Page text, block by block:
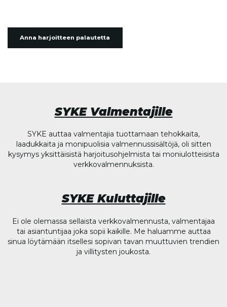
Anna harjoitteen palautetta
SYKE Valmentajille
SYKE auttaa valmentajia tuottamaan tehokkaita,
laadukkaita ja monipuolisia valmennussisältöjä, oli sitten
kysymys yksittäisistä harjoitusohjelmista tai moniulotteisista
verkkovalmennuksista.
SYKE Kuluttajille
Ei ole olemassa sellaista verkkovalmennusta, valmentajaa
tai asiantuntijaa joka sopii kaikille. Me haluamme auttaa
sinua löytämään itsellesi sopivan tavan muuttuvien trendien
ja villitysten joukosta.